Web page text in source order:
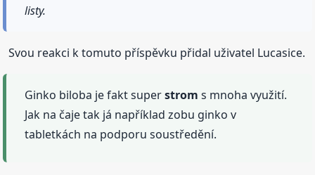
listy.
Svou reakci k tomuto příspěvku přidal uživatel Lucasice.
Ginko biloba je fakt superstrom s mnoha využití.
Jak na čaje tak já například zobu ginko v
tabletkách na podporu soustředění.